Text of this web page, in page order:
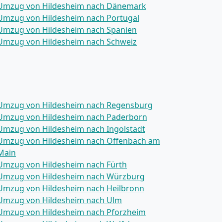
von Hildesheim nach Dänemark
von Hildesheim nach Portugal
von Hildesheim nach Spanien
von Hildesheim nach Schweiz
von Hildesheim nach Regensburg
von Hildesheim nach Paderborn
von Hildesheim nach Ingolstadt
von Hildesheim nach Offenbach am
von Hildesheim nach Fürth
von Hildesheim nach Würzburg
von Hildesheim nach Heilbronn
von Hildesheim nach Ulm
von Hildesheim nach Pforzheim